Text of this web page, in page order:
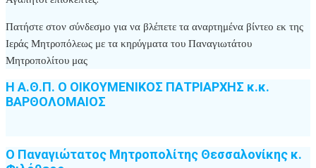
Πατήστε στον σύνδεσμο για να βλέπετε τα αναρτημένα βίντεο εκ της
Ιεράς Μητροπόλεως με τα κηρύγματα του Παναγιωτάτου
Μητροπολίτου μας
Η Α.Θ.Π. Ο ΟΙΚΟΥΜΕΝΙΚΟΣ ΠΑΤΡΙΑΡΧΗΣ κ.κ.
ΒΑΡΘΟΛΟΜΑΙΟΣ
Ο Παναγιώτατος Μητροπολίτης Θεσσαλονίκης κ.